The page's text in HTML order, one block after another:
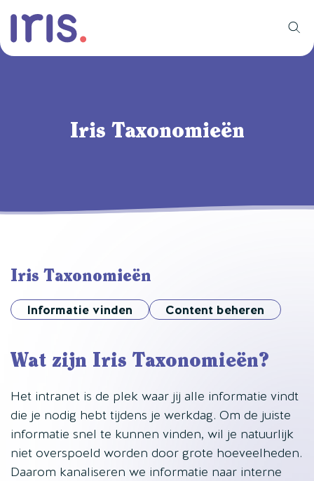
Iris Taxonomieën
Iris Taxonomieën
Informatie vinden Content beheren
Wat zijn Iris Taxonomieën?
Het intranet is de plek waar jij alle informatie vindt
die je nodig hebt tijdens je werkdag. Om de juiste
informatie snel te kunnen vinden, wil je natuurlijk
niet overspoeld worden door grote hoeveelheden.
Daarom kanaliseren we informatie naar interne